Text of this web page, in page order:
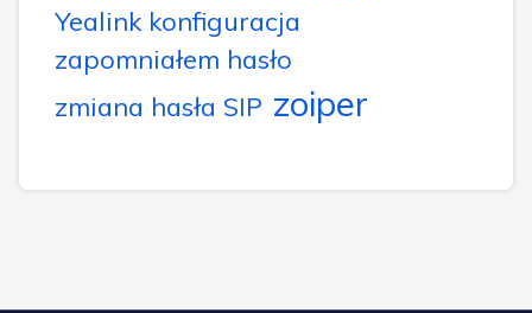
Yealink konfiguracja
zapomniałem hasło
zmiana hasła SIP zoiper